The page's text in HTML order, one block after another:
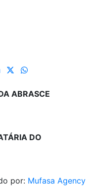
ABRASCE
DO
por: Mufasa Agency